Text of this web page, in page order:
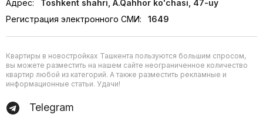
Адрес:
Toshkent shahri, A.Qahhor ko'chasi, 47-uy
Регистрация электронного СМИ:
1649
Квартиры в новостройках Ташкента пользуются большим спросом,
вы можете разместить на нашем сайте неограниченное количество
квартир любой из категорий. А также разместить рекламные и
информационные статьи. Удачи!
Telegram